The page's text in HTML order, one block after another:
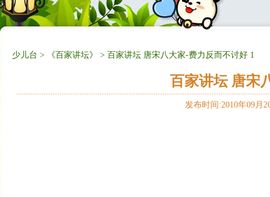
少儿台 > 《百家讲坛》 > 百家讲坛 唐宋八大家-费力反而不讨好 1
百家讲坛 唐宋
发布时间:2010年09月